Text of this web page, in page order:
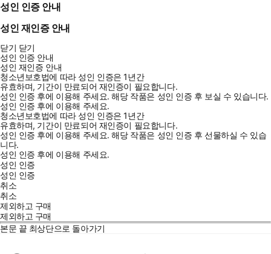
성인 인증 안내
성인 재인증 안내
닫기 닫기
성인 인증 안내
성인 재인증 안내
청소년보호법에 따라 성인 인증은 1년간
유효하며, 기간이 만료되어 재인증이 필요합니다.
성인 인증 후에 이용해 주세요.해당 작품은 성인 인증 후 보실 수 있습니다.
성인 인증 후에 이용해 주세요.
청소년보호법에 따라 성인 인증은 1년간
유효하며, 기간이 만료되어 재인증이 필요합니다.
성인 인증 후에 이용해 주세요.해당 작품은 성인 인증 후 선물하실 수 있습
니다.
성인 인증 후에 이용해 주세요.
성인 인증
성인 인증
취소
취소
제외하고 구매
제외하고 구매
본문 끝 최상단으로 돌아가기